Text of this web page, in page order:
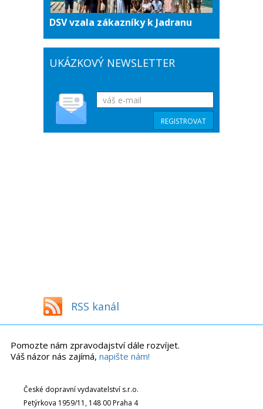
DSV vzala zákazníky k Jadranu
UKÁZKOVÝ NEWSLETTER
RSS kanál
Pomozte nám zpravodajství dále rozvíjet.
Váš názor nás zajímá, napište nám!
České dopravní vydavatelství s.r.o.
Petýrkova 1959/11, 148 00 Praha 4